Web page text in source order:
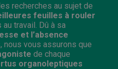
recherches au sujet de
feuilles à rouler
travail. Dû à sa
et l’absence
, nous vous assurons que
de chaque
organoleptiques